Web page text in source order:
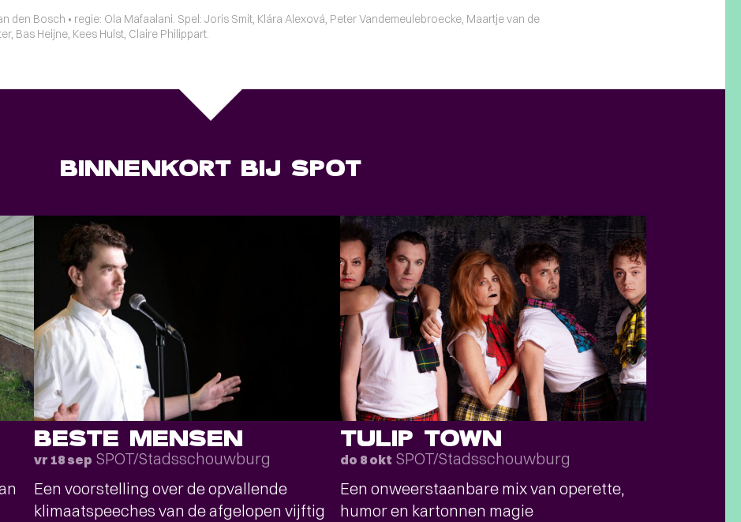
den Bosch • regie: Ola Mafaalani. Spel: Joris Smit, Klára Alexová, Peter Vandemeulebroecke, Maartje van de
Bas Heijne, Kees Hulst, Claire Philippart.
BINNENKORT BIJ SPOT
BESTE MENSEN
vr 18 sep SPOT/Stadsschouwburg
Een voorstelling over de opvallende
klimaatspeeches van de afgelopen vijftig
TULIP TOWN
do 8 okt SPOT/Stadsschouwburg
Een onweerstaanbare mix van operette,
humor en kartonnen magie